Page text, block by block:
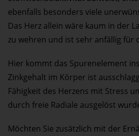
ebenfalls besonders viele
Das Herz allein wäre kaum in der
zu wehren und ist sehr anfällig für
Hier kommt das Spurenelement
Zinkgehalt im Körper ist
Fähigkeit des Herzens mit Stress
durch freie Radiale ausgelöst
Möchten Sie zusätzlich mit der